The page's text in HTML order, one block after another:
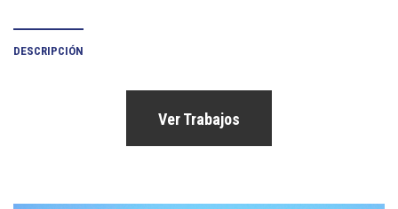
DESCRIPCIÓN
Ver Trabajos